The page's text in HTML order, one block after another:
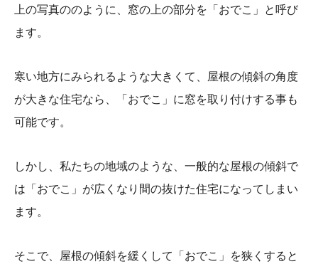
上の写真ののように、窓の上の部分を「おでこ」と呼び
ます。
寒い地方にみられるような大きくて、屋根の傾斜の角度
が大きな住宅なら、「おでこ」に窓を取り付けする事も
可能です。
しかし、私たちの地域のような、一般的な屋根の傾斜で
は「おでこ」が広くなり間の抜けた住宅になってしまい
ます。
そこで、屋根の傾斜を緩くして「おでこ」を狭くすると